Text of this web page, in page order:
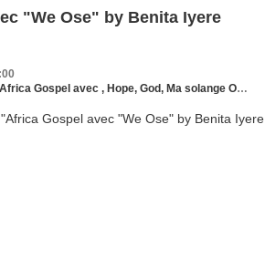
"We Ose" by Benita Iyere
Gospel avec , Hope, God, Ma solange Oussou